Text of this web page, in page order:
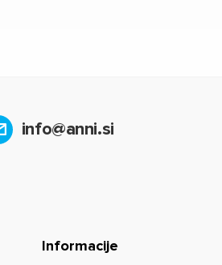
info@anni.si
Informacije